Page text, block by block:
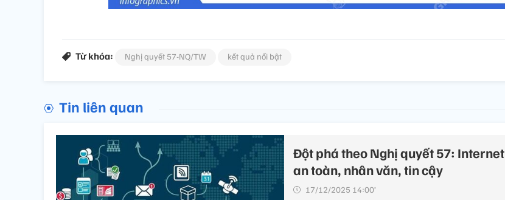
Từ khóa: Nghị quyết 57-NQ/TW kết quả nổi bật
Tin liên quan
Đột phá theo Nghị quyết 57: Internet
an toàn, nhân văn, tin cậy
17/12/2025 14:00’